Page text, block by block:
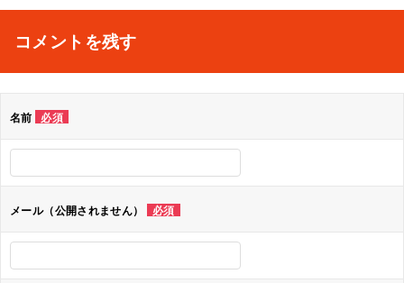
ビ
シ
ョ
ン
コメントを残す
名前 必須
メール（公開されません） 必須